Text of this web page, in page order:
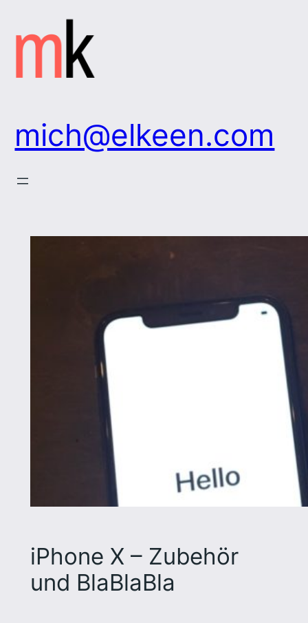
Inhalt
springen
mich@elkeen.com
iPhone X – Zubehör
und BlaBlaBla